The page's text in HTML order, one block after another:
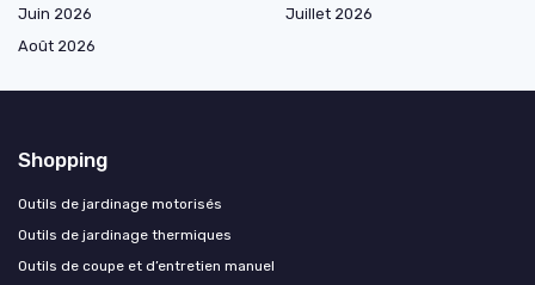
Juin 2026
Juillet 2026
Août 2026
Shopping
Outils de jardinage motorisés
Outils de jardinage thermiques
Outils de coupe et d’entretien manuel